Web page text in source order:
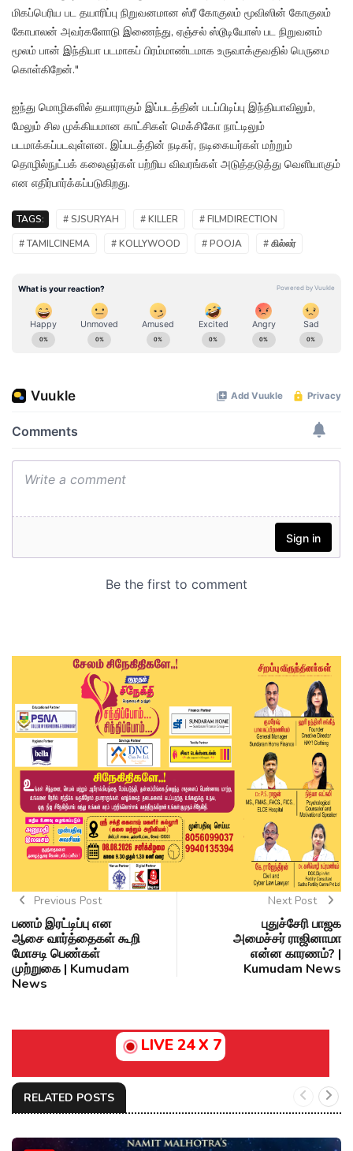
மிகப்பெரிய பட தயாரிப்பு நிறுவனமான ஸ்ரீ கோகுலம் மூவிஸின் கோகுலம்
கோபாலன் அவர்களோடு இணைந்து, ஏஞ்சல் ஸ்டூடியோஸ் பட நிறுவனம்
மூலம் பான் இந்தியா படமாகப் பிரம்மாண்டமாக உருவாக்குவதில் பெருமை
கொள்கிறேன்."
ஐந்து மொழிகளில் தயாராகும் இப்படத்தின் படப்பிடிப்பு இந்தியாவிலும்,
மேலும் சில முக்கியமான காட்சிகள் மெக்சிகோ நாட்டிலும்
படமாக்கப்படவுள்ளன. இப்படத்தின் நடிகர், நடிகையர்கள் மற்றும்
தொழில்நுட்பக் கலைஞர்கள் பற்றிய விவரங்கள் அடுத்தடுத்து வெளியாகும்
என எதிர்பார்க்கப்படுகிறது.
TAGS: # SJSURYAH # KILLER
# FILMDIRECTION
# TAMILCINEMA
# KOLLYWOOD # POOJA # கில்லர்
Previous Post
பணம் இரட்டிப்பு என
ஆசை வார்த்தைகள் கூறி
மோசடி பெண்கள்
முற்றுகை | Kumudam
News
Next Post
புதுச்சேரி பாஜக
அமைச்சர் ராஜினாமா
என்ன காரணம்? |
Kumudam News
LIVE 24 X 7
RELATED POSTS